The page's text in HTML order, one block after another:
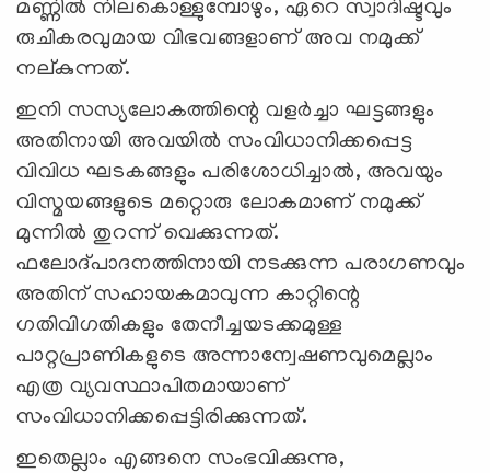
മണ്ണില്‍ നിലകൊള്ളുമ്പോഴും, ഏറെ സ്വാദിഷ്ടവും
രുചികരവുമായ വിഭവങ്ങളാണ് അവ നമുക്ക്
നല്കുന്നത്.
ഇനി സസ്യലോകത്തിന്റെ വളര്‍ച്ചാ ഘട്ടങ്ങളും
അതിനായി അവയില്‍ സംവിധാനിക്കപ്പെട്ട
വിവിധ ഘടകങ്ങളും പരിശോധിച്ചാല്‍, അവയും
വിസ്മയങ്ങളുടെ മറ്റൊരു ലോകമാണ് നമുക്ക്
മുന്നില്‍ തുറന്ന് വെക്കുന്നത്.
ഫലോദ്പാദനത്തിനായി നടക്കുന്ന പരാഗണവും
അതിന് സഹായകമാവുന്ന കാറ്റിന്റെ
ഗതിവിഗതികളും തേനീച്ചയടക്കമുള്ള
പാറ്റപ്രാണികളുടെ അന്നാന്വേഷണവുമെല്ലാം
എത്ര വ്യവസ്ഥാപിതമായാണ്
സംവിധാനിക്കപ്പെട്ടിരിക്കുന്നത്.
ഇതെല്ലാം എങ്ങനെ സംഭവിക്കുന്നു,